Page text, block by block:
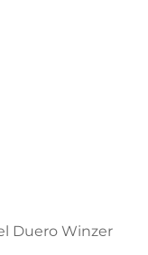
Duero Winzer